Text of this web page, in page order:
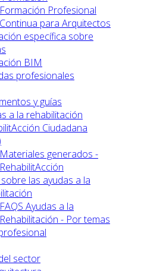
Formación Profesional
Continua para Arquitectos
específica sobre
BIM
profesionales
y guías
a la rehabilitación
Ciudadana
Materiales generados -
RehabilitAcción
sobre las ayudas a la
FAQS Ayudas a la
Rehabilitación - Por temas
sector